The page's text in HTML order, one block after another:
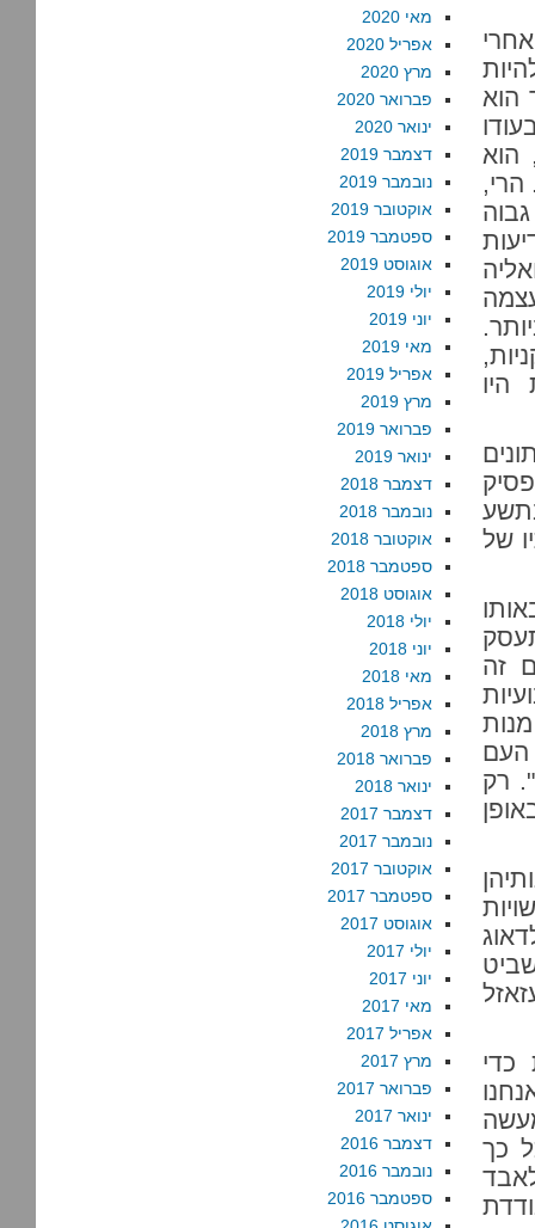
הוא
שכלי התקשורת הממסדי ביותר, ערוץ 2, הוא
הרי,
היו
של
זה
העם
רק
כדי
כך
מאי 2020
אפריל 2020
מרץ 2020
פברואר 2020
ינואר 2020
דצמבר 2019
נובמבר 2019
אוקטובר 2019
ספטמבר 2019
אוגוסט 2019
יולי 2019
יוני 2019
מאי 2019
אפריל 2019
מרץ 2019
פברואר 2019
ינואר 2019
דצמבר 2018
נובמבר 2018
אוקטובר 2018
ספטמבר 2018
אוגוסט 2018
יולי 2018
יוני 2018
מאי 2018
אפריל 2018
מרץ 2018
פברואר 2018
ינואר 2018
דצמבר 2017
נובמבר 2017
אוקטובר 2017
ספטמבר 2017
אוגוסט 2017
יולי 2017
יוני 2017
מאי 2017
אפריל 2017
מרץ 2017
פברואר 2017
ינואר 2017
דצמבר 2016
נובמבר 2016
ספטמבר 2016